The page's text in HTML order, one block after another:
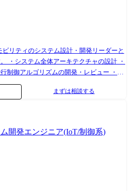
認定などにも多く関わって頂くことを想
と考えております。 ●変更の範囲:会社の
リティのシステム設計・開発リーダーと
・システム全体アーキテクチャの設計 ・
制御アルゴリズムの開発・レビュー ・通
性設計および認証対応 ・開発プロジェク
用ツール> MATLAB/Simulink, CATIA, PX4 / ArduPilot
まずは相談する
開発エンジニア(IoT/制御系)